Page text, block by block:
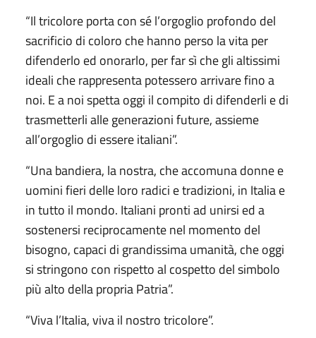
“Il tricolore porta con sé l’orgoglio profondo del
sacrificio di coloro che hanno perso la vita per
difenderlo ed onorarlo, per far sì che gli altissimi
ideali che rappresenta potessero arrivare fino a
noi. E a noi spetta oggi il compito di difenderli e di
trasmetterli alle generazioni future, assieme
all’orgoglio di essere italiani”.
“Una bandiera, la nostra, che accomuna donne e
uomini fieri delle loro radici e tradizioni, in Italia e
in tutto il mondo. Italiani pronti ad unirsi ed a
sostenersi reciprocamente nel momento del
bisogno, capaci di grandissima umanità, che oggi
si stringono con rispetto al cospetto del simbolo
più alto della propria Patria”.
“Viva l’Italia, viva il nostro tricolore”.